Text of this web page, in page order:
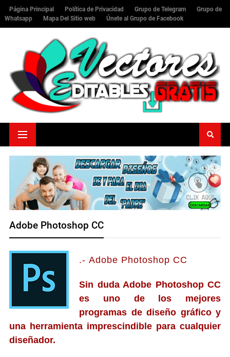
Página Principal Política de Privacidad Grupo de Telegram
Grupo de
Whatsapp
Mapa Del Sitio web Únete al Grupo de Facebook
Adobe Photoshop CC
.- Adobe Photoshop CC
Sin duda Adobe Photoshop CC
es uno de los mejores
programas de diseño gráfico y
una herramienta imprescindible para cualquier
diseñador.